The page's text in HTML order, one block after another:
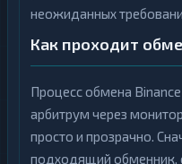
неожиданных
Как проходит
Процесс обмена Binance
арбитрум через
просто и прозрачно.
подходящий обменник,